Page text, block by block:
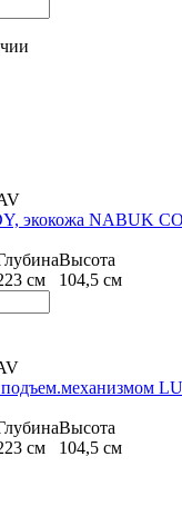
экокожа NABUK
см
Высота
104,5 см
см
Высота
104,5 см